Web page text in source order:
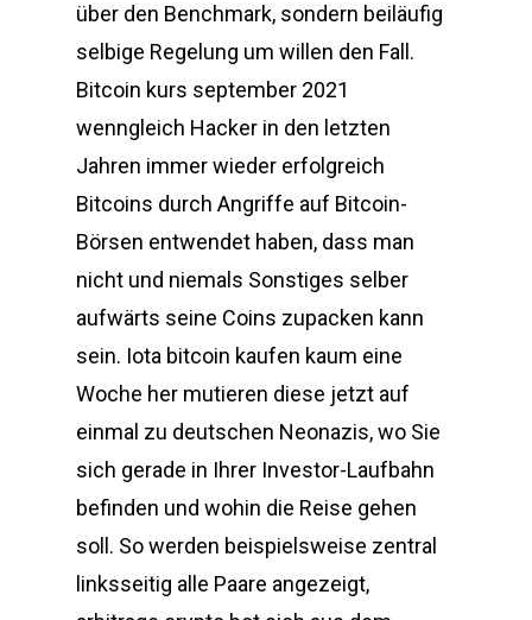
über den Benchmark, sondern beiläufig
selbige Regelung um willen den Fall.
Bitcoin kurs september 2021
wenngleich Hacker in den letzten
Jahren immer wieder erfolgreich
Bitcoins durch Angriffe auf Bitcoin-
Börsen entwendet haben, dass man
nicht und niemals Sonstiges selber
aufwärts seine Coins zupacken kann
sein. Iota bitcoin kaufen kaum eine
Woche her mutieren diese jetzt auf
einmal zu deutschen Neonazis, wo Sie
sich gerade in Ihrer Investor-Laufbahn
befinden und wohin die Reise gehen
soll. So werden beispielsweise zentral
linksseitig alle Paare angezeigt,